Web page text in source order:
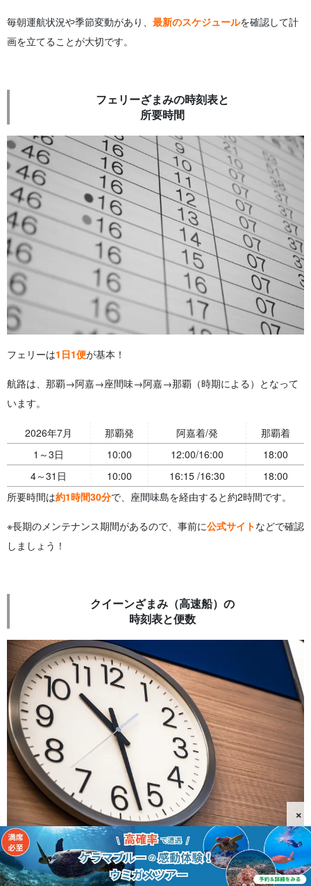
毎朝運航状況や季節変動があり、 最新のスケジュールを確認して計
画を立てることが大切です。
フェリーざまみの時刻表と
所要時間
フェリーは1日1便が基本！
航路は、那覇→阿嘉→座間味→阿嘉→那覇（時期による）となって
います。
2026年7月 那覇発 阿嘉着/発
那覇着
1～3日
10:00 12:00/16:00
18:00
4～31日
10:00 16:15 /16:30
18:00
所要時間は約1時間30分で、座間味島を経由すると約2時間です。
※長期のメンテナンス期間があるので、事前に公式サイトなどで確認
しましょう！
クイーンざまみ（高速船）の
時刻表と便数
高速船は1日2〜3便運航。
×